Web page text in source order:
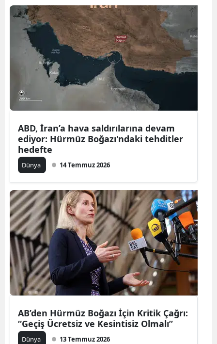
ABD, İran’a hava saldırılarına devam
ediyor: Hürmüz Boğazı'ndaki tehditler
hedefte
Dünya 14 Temmuz 2026
AB’den Hürmüz Boğazı İçin Kritik Çağrı:
“Geçiş Ücretsiz ve Kesintisiz Olmalı”
Dünya 13 Temmuz 2026